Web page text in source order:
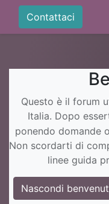
Contattaci
Questo è il forum
Italia. Dopo
ponendo domande
Non scordarti di
linee guida
Nascondi